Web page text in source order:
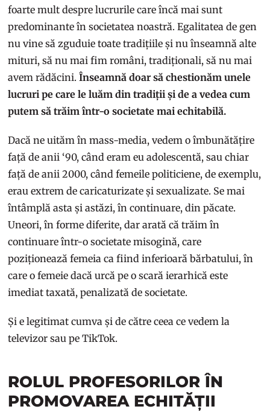
foarte mult despre lucrurile care încă mai sunt
predominante în societatea noastră. Egalitatea de gen
nu vine să zguduie toate tradițiile și nu înseamnă alte
mituri, să nu mai fim români, tradiționali, să nu mai
avem rădăcini.Înseamnă doar să chestionăm unele
lucruri pe care le luăm din tradiții și de a vedea cum
putem să trăim într-o societate mai echitabilă.
Dacă ne uităm în mass-media, vedem o îmbunătățire
față de anii ‘90, când eram eu adolescentă, sau chiar
față de anii 2000, când femeile politiciene, de exemplu,
erau extrem de caricaturizate și sexualizate. Se mai
întâmplă asta și astăzi, în continuare, din păcate.
Uneori, în forme diferite, dar arată că trăim în
continuare într-o societate misogină, care
poziționează femeia ca fiind inferioară bărbatului, în
care o femeie dacă urcă pe o scară ierarhică este
imediat taxată, penalizată de societate.
Și e legitimat cumva și de către ceea ce vedem la
televizor sau pe TikTok.
ROLUL PROFESORILOR ÎN
PROMOVAREA ECHITĂȚII